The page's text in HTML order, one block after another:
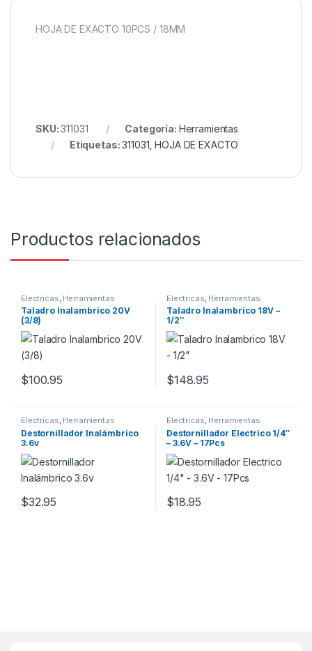
HOJA DE EXACTO 10PCS / 18MM
SKU:311031 Categoría: Herramientas
Etiquetas:311031 ,HOJA DE EXACTO
Productos relacionados
Electricas Herramientas
Taladro Inalambrico 20V
(3/8)
$100.95
Electricas Herramientas
Taladro Inalambrico 18V –
1/2″
$148.95
Electricas, Herramientas
Destornillador Inalámbrico
3.6v
$32.95
Electricas, Herramientas
Destornillador Electrico 1/4″
– 3.6V – 17Pcs
$18.95